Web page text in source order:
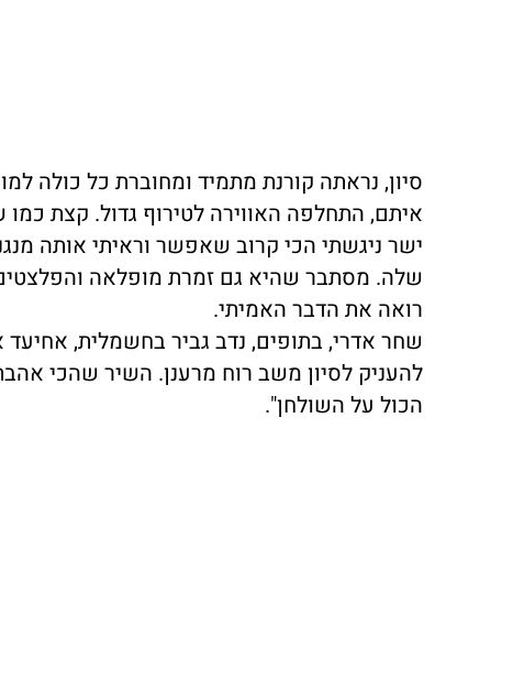
סיון, נראתה קורנת מתמיד ומחוברת כל כולה
איתם, התחלפה האווירה לטירוף גדול. קצת
ישר ניגשתי הכי קרוב שאפשר וראיתי אותה
שלה. מסתבר שהיא גם זמרת מופלאה
רואה את הדבר האמיתי.
שחר אדרי, בתופים, נדב גביר בחשמלית, אחיעד
להעניק לסיון משב רוח מרענן. השיר שהכי
הכול על השולחן".